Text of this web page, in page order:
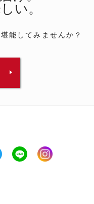
い。
能してみませんか？